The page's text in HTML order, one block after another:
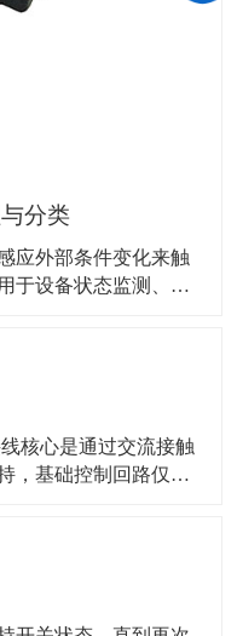
分类
应外部条件变化来触
于设备状态监测、安
按压、位移）使内部
电路。 示
核心是通过交流接触
，基础控制回路仅需6
断器后接入热继电器